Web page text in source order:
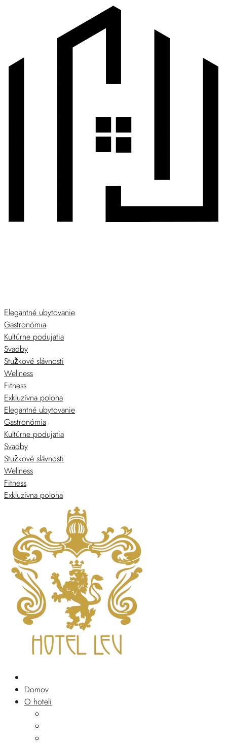
Skip
to
content
Elegantné ubytovanie
Gastronómia
Kultúrne podujatia
Svadby
Stužkové slávnosti
Wellness
Fitness
Exkluzívna poloha
Elegantné ubytovanie
Gastronómia
Kultúrne podujatia
Svadby
Stužkové slávnosti
Wellness
Fitness
Exkluzívna poloha
Domov
O hoteli